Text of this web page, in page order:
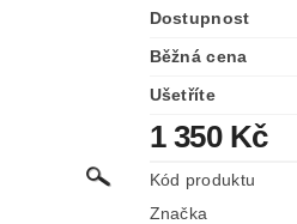
Dostupnost
Běžná cena
Ušetříte
1 350 Kč
Kód produktu
Značka